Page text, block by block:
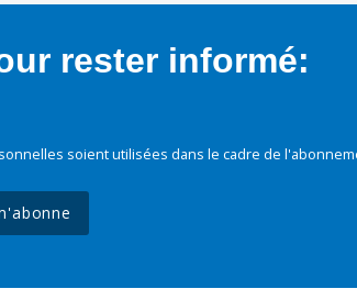
rester informé:
soient utilisées dans le cadre de